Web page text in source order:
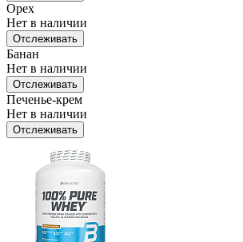
Орех
Нет в наличии
Отслеживать
Банан
Нет в наличии
Отслеживать
Печенье-крем
Нет в наличии
Отслеживать